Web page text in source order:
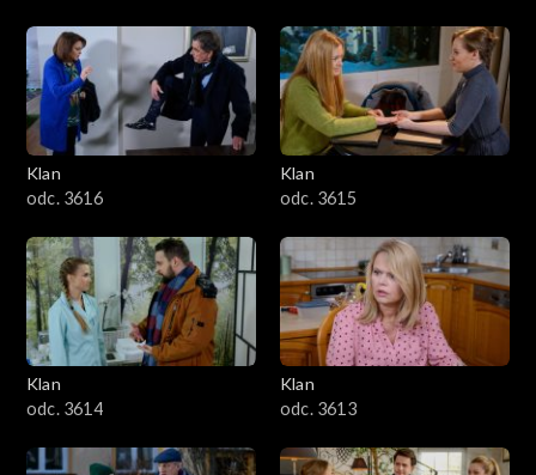
Klan
odc. 3616
Klan
odc. 3615
Klan
odc. 3614
Klan
odc. 3613